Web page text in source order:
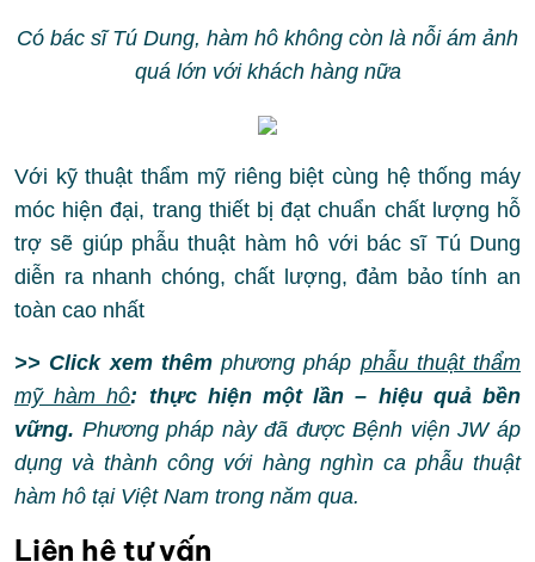
Có bác sĩ Tú Dung, hàm hô không còn là nỗi ám ảnh
quá lớn với khách hàng nữa
Với kỹ thuật thẩm mỹ riêng biệt cùng hệ thống máy
móc hiện đại, trang thiết bị đạt chuẩn chất lượng hỗ
trợ sẽ giúp phẫu thuật hàm hô với bác sĩ Tú Dung
diễn ra nhanh chóng, chất lượng, đảm bảo tính an
toàn cao nhất
>> Click xem thêmphương pháp phẫu thuật thẩm
mỹ hàm hô: thực hiện một lần – hiệu quả bền
vững. Phương pháp này đã được Bệnh viện JW áp
dụng và thành công với hàng nghìn ca phẫu thuật
hàm hô tại Việt Nam trong năm qua.
Liên hệ tư vấn